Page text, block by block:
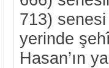
713)
yerinde
Hasan’ın